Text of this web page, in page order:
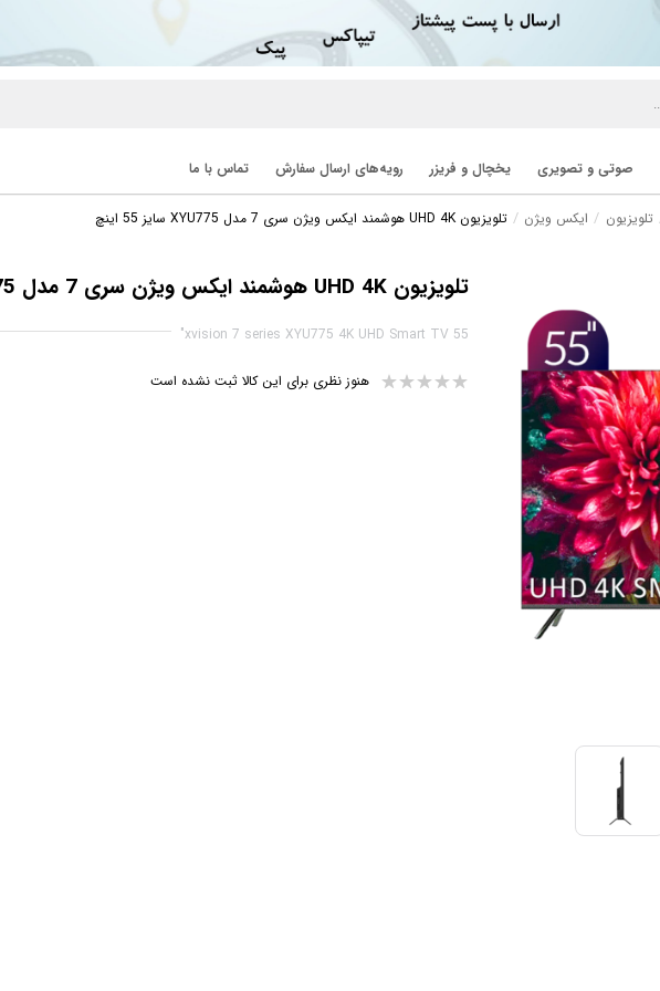
صوتی و تصویری یخچال و فریزر رویه‌های ارسال سفارش تماس با ما
تلویزیون ایکس ویژن تلویزیون UHD 4K هوشمند ایکس ویژن سری 7 مدل XYU775 سایز 55 اینچ
تلویزیون UHD 4K هوشمند ایکس ویژن سری 7 مدل XYU775 سایز 55 اینچ
xvision 7 series XYU775 4K UHD Smart TV 55"
هنوز نظری برای این کالا ثبت نشده است